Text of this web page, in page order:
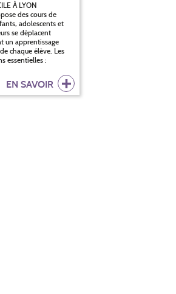
À LYON
des cours de
adolescents et
se déplacent
un apprentissage
chaque élève. Les
essentielles :
EN SAVOIR